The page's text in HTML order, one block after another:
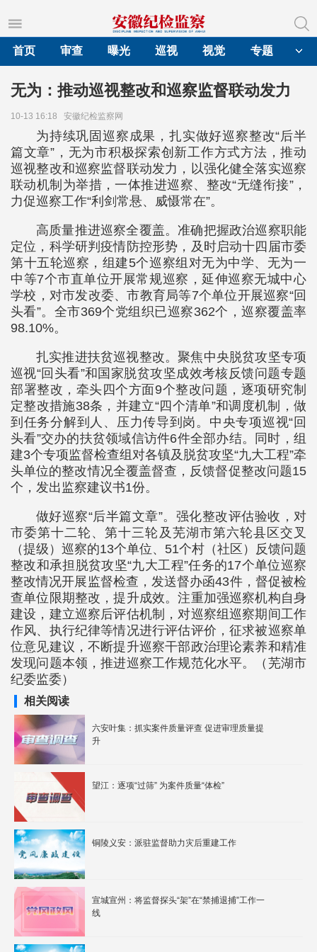
首页
审查 曝光 巡视 视觉 专题
无为：推动巡视整改和巡察监督联动发力
10-13 16:18 安徽纪检监察网
为持续巩固巡察成果，扎实做好巡察整改“后半
篇文章”，无为市积极探索创新工作方式方法，推动
巡视整改和巡察监督联动发力，以强化健全落实巡察
联动机制为举措，一体推进巡察、整改“无缝衔接”，
力促巡察工作“利剑常悬、威慑常在”。
高质量推进巡察全覆盖。准确把握政治巡察职能
定位，科学研判疫情防控形势，及时启动十四届市委
第十五轮巡察，组建5个巡察组对无为中学、无为一
中等7个市直单位开展常规巡察，延伸巡察无城中心
学校，对市发改委、市教育局等7个单位开展巡察“回
头看”。全市369个党组织已巡察362个，巡察覆盖率
98.10%。
扎实推进扶贫巡视整改。聚焦中央脱贫攻坚专项
巡视“回头看”和国家脱贫攻坚成效考核反馈问题专题
部署整改，牵头四个方面9个整改问题，逐项研究制
定整改措施38条，并建立“四个清单”和调度机制，做
到任务分解到人、压力传导到岗。中央专项巡视“回
头看”交办的扶贫领域信访件6件全部办结。同时，组
建3个专项监督检查组对各镇及脱贫攻坚“九大工程”牵
头单位的整改情况全覆盖督查，反馈督促整改问题15
个，发出监察建议书1份。
做好巡察“后半篇文章”。强化整改评估验收，对
市委第十二轮、第十三轮及芜湖市第六轮县区交叉
（提级）巡察的13个单位、51个村（社区）反馈问题
整改和承担脱贫攻坚“九大工程”任务的17个单位巡察
整改情况开展监督检查，发送督办函43件，督促被检
查单位限期整改，提升成效。注重加强巡察机构自身
建设，建立巡察后评估机制，对巡察组巡察期间工作
作风、执行纪律等情况进行评估评价，征求被巡察单
位意见建议，不断提升巡察干部政治理论素养和精准
发现问题本领，推进巡察工作规范化水平。（芜湖市
纪委监委）
相关阅读
六安叶集：抓实案件质量评查 促进审理质量提
升
望江：逐项“过筛” 为案件质量“体检”
铜陵义安：派驻监督助力灾后重建工作
宣城宣州：将监督探头“架”在“禁捕退捕”工作一
线